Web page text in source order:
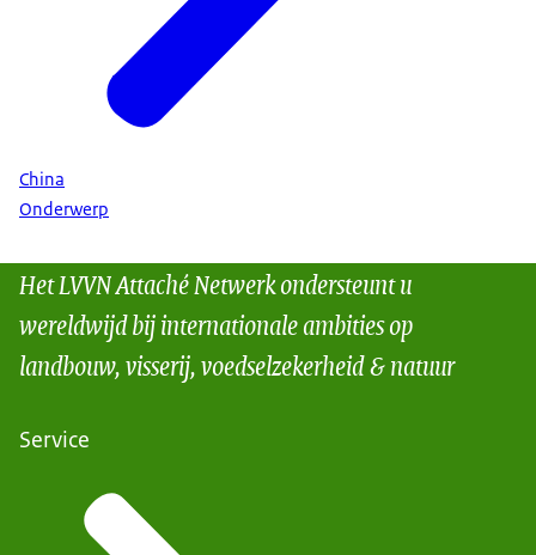
China
Onderwerp
Het LVVN Attaché Netwerk ondersteunt u
wereldwijd bij internationale ambities op
landbouw, visserij, voedselzekerheid & natuur
Service